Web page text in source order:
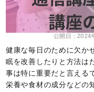
公開日：2024
健康な毎日のために欠か
眠を改善したりと方法は
事は特に重要だと言える
栄養や食材の成分などの